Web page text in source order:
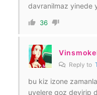
davranilmaz yinede
36
Reply to
bu kiz izone
uyelere goz devirip